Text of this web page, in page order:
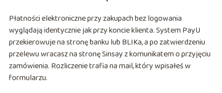
Płatności elektroniczne przy zakupach bez logowania
wyglądają identycznie jak przy koncie klienta. System PayU
przekierowuje na stronę banku lub BLIKa, a po zatwierdzeniu
przelewu wracasz na stronę Sinsay z komunikatem o przyjęciu
zamówienia. Rozliczenie trafia na mail, który wpisałeś w
formularzu.